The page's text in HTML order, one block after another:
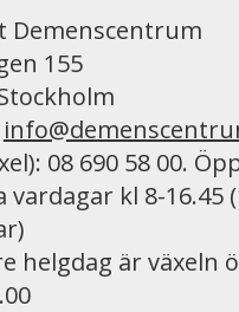
Demenscentrum
155
08 690 58 00.
vardagar kl 8-16.45
helgdag är växeln